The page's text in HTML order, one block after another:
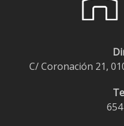
C/ Coronación 21,